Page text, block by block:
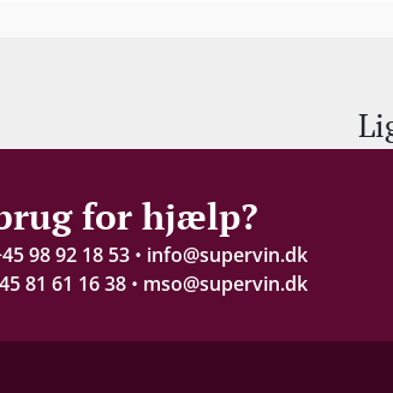
for hjælp?
98 92 18 53 • info@supervin.dk
81 61 16 38 • mso@supervin.dk